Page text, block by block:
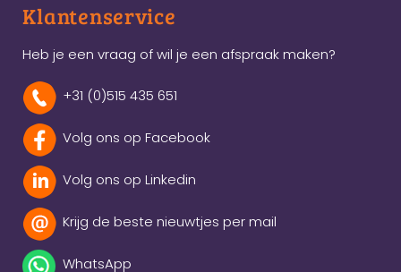
Klantenservice
Heb je een vraag of wil je een afspraak maken?
+31 (0)515 435 651
Volg ons op Facebook
Volg ons op Linkedin
Krijg de beste nieuwtjes per mail
WhatsApp